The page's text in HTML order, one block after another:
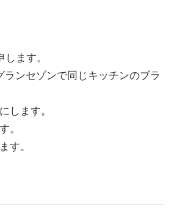
ます。
ランセゾンで同じキッチンのブラ
します。
。
す。